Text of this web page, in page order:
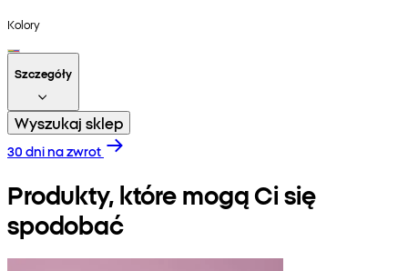
Kolory
Szczegóły
Wyszukaj sklep
30 dni na zwrot
Produkty, które mogą Ci się
spodobać